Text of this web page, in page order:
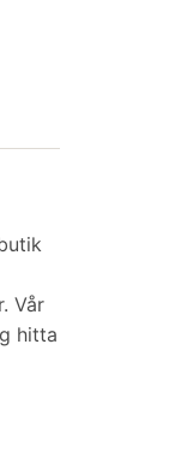
Vår
hitta